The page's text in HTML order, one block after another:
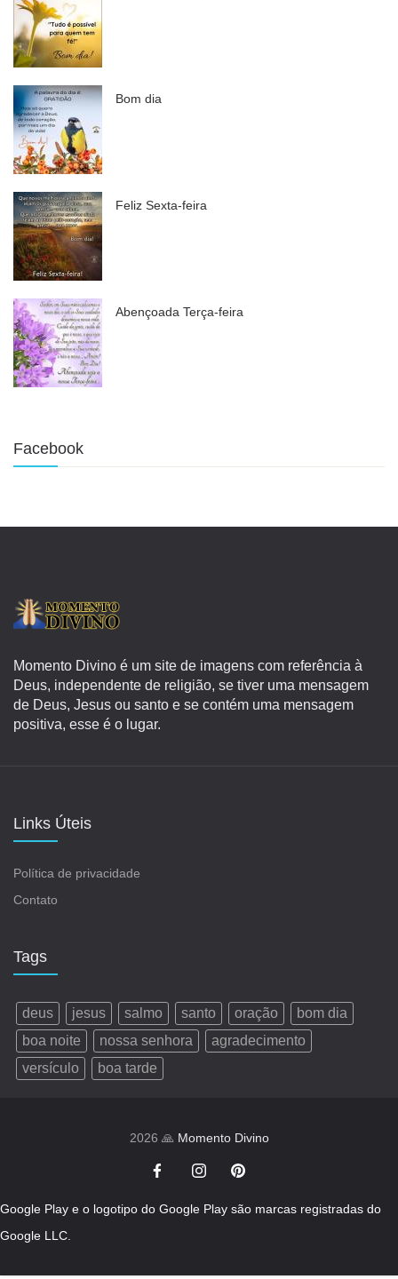
Bom dia
Feliz Sexta-feira
Abençoada Terça-feira
Facebook
Momento Divino é um site de imagens com referência à
Deus, independente de religião, se tiver uma mensagem
de Deus, Jesus ou santo e se contém uma mensagem
positiva, esse é o lugar.
Links Úteis
Política de privacidade
Contato
Tags
deus jesus salmo santo oração
bom dia
boa noite
nossa senhora
agradecimento
versículo
boa tarde
2026 🙏 Momento Divino
Google Play e o logotipo do Google Play são marcas registradas do
Google LLC.